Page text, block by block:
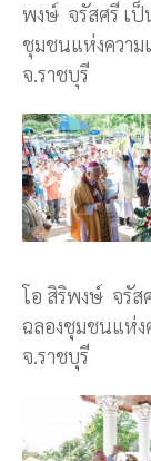
พงษ์ จรัสศรี เ
ชุมชนแห่งควา
จ.ราชบุรี
โอ สิริพงษ์ จรั
ฉลองชุมชนแห่ง
จ.ราชบุรี